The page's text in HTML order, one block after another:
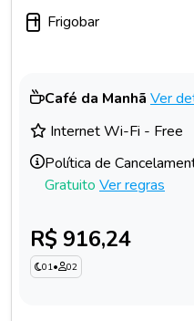
Frigobar
Café da Manhã Ver
Internet Wi-Fi - Free
Política de
Gratuito Ver regras
R$ 916,24
01• 02